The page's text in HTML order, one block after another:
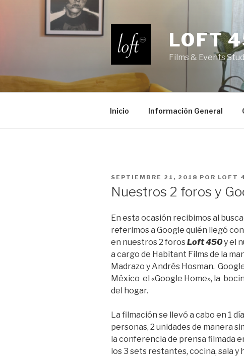
LOFT
Films & Events
Inicio Información General
PUBLICADO
SEPTIEMBRE 21, 2018 POR LOFT
Nuestros 2 foros y
En esta ocasión recibimos al
referimos a Google quién llegó
en nuestros 2 forosLoft 450y el
a cargo de Habitant Films de la
Madrazo y Andrés Hosman.
México el «Google Home», la
del hogar.
La filmación se llevó a cabo en 1
personas, 2 unidades de manera
la conferencia de prensa filmada
los 3 sets restantes, cocina, sala y